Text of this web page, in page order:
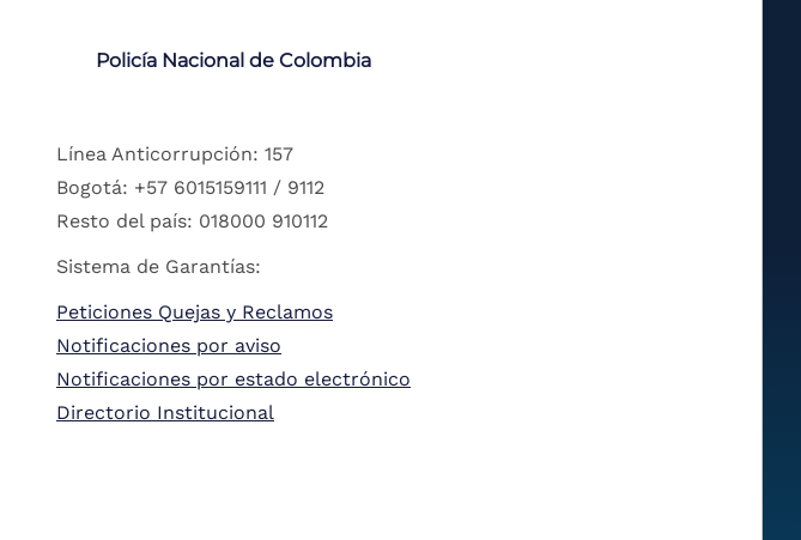
Policía Nacional de Colombia
Línea Anticorrupción: 157
Bogotá: +57 6015159111 / 9112
Resto del país: 018000 910112
Sistema de Garantías:
Peticiones Quejas y Reclamos
Notificaciones por aviso
Notificaciones por estado electrónico
Directorio Institucional